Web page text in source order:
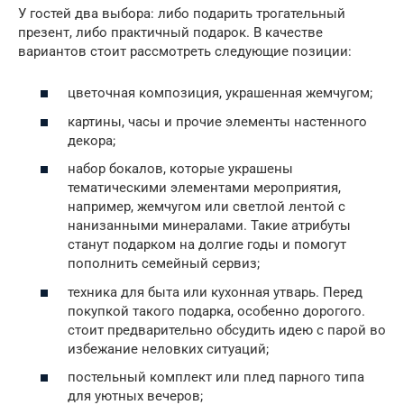
У гостей два выбора: либо подарить трогательный
презент, либо практичный подарок. В качестве
вариантов стоит рассмотреть следующие позиции:
цветочная композиция, украшенная жемчугом;
картины, часы и прочие элементы настенного
декора;
набор бокалов, которые украшены
тематическими элементами мероприятия,
например, жемчугом или светлой лентой с
нанизанными минералами. Такие атрибуты
станут подарком на долгие годы и помогут
пополнить семейный сервиз;
техника для быта или кухонная утварь. Перед
покупкой такого подарка, особенно дорогого.
стоит предварительно обсудить идею с парой во
избежание неловких ситуаций;
постельный комплект или плед парного типа
для уютных вечеров;